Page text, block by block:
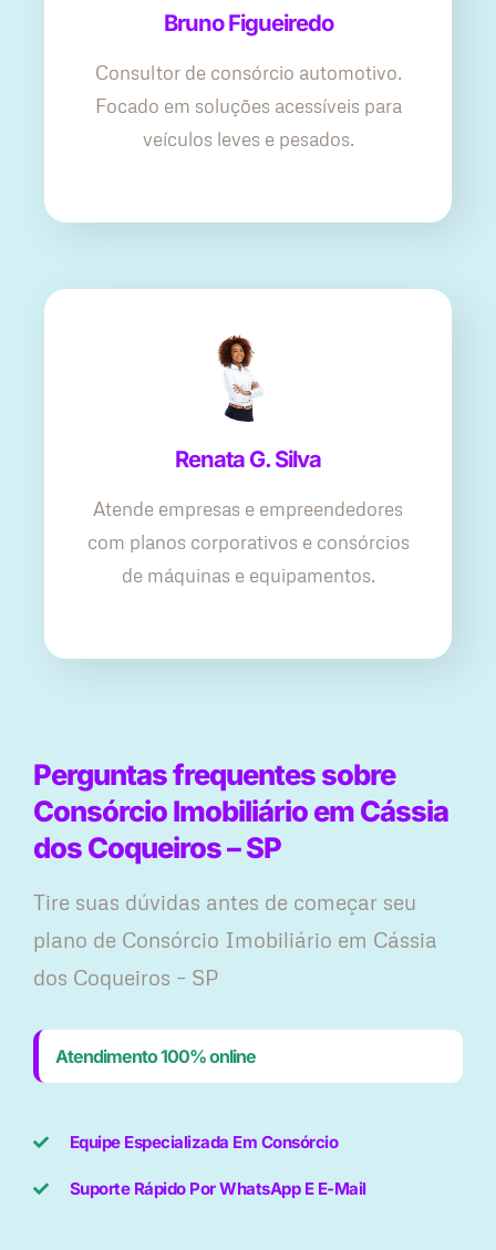
Bruno Figueiredo
Consultor de consórcio automotivo.
Focado em soluções acessíveis para
veículos leves e pesados.
Renata G. Silva
Atende empresas e empreendedores
com planos corporativos e consórcios
de máquinas e equipamentos.
Perguntas frequentes sobre
Consórcio Imobiliário em Cássia
dos Coqueiros – SP
Tire suas dúvidas antes de começar seu
plano ​de Consórcio Imobiliário em Cássia
dos Coqueiros – SP
Atendimento 100% online
Equipe Especializada Em Consórcio
Suporte Rápido Por WhatsApp E E-Mail